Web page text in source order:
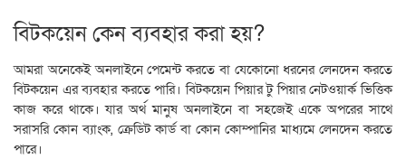
বিটকয়েন কেন ব্যবহার করা হয়?
আমরা অনেকেই অনলাইনে পেমেন্ট করতে বা যেকোনো ধরনের লেনদেন করতে
বিটকয়েন এর ব্যবহার করতে পারি। বিটকয়েন পিয়ার টু পিয়ার নেটওয়ার্ক ভিত্তিক
কাজ করে থাকে। যার অর্থ মানুষ অনলাইনে বা সহজেই একে অপরের সাথে
সরাসরি কোন ব্যাংক, ক্রেডিট কার্ড বা কোন কোম্পানির মাধ্যমে লেনদেন করতে
পারে।